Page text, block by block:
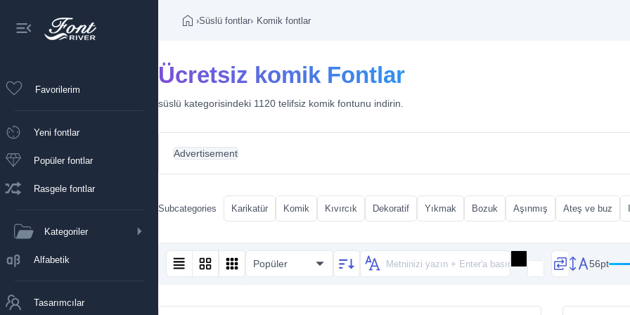
Favorilerim
Yeni fontlar
Popüler fontlar
Rasgele fontlar
Kategoriler
Alfabetik
Tasarımcılar
›Süslü fontlar› Komik fontlar
Ücretsiz komik Fontlar
süslü kategorisindeki 1120 telifsiz komik fontunu indirin.
Advertisement
Subcategories Karikatür Komik Kıvırcık Dekoratif Yıkmak Bozuk Aşınmış Ateş ve buz
Popüler 56pt